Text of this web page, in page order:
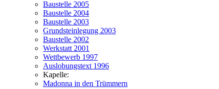
Baustelle 2005
Baustelle 2004
Baustelle 2003
Grundsteinlegung 2003
Baustelle 2002
Werkstatt 2001
Wettbewerb 1997
Auslobungstext 1996
Kapelle:
Madonna in den Trümmern